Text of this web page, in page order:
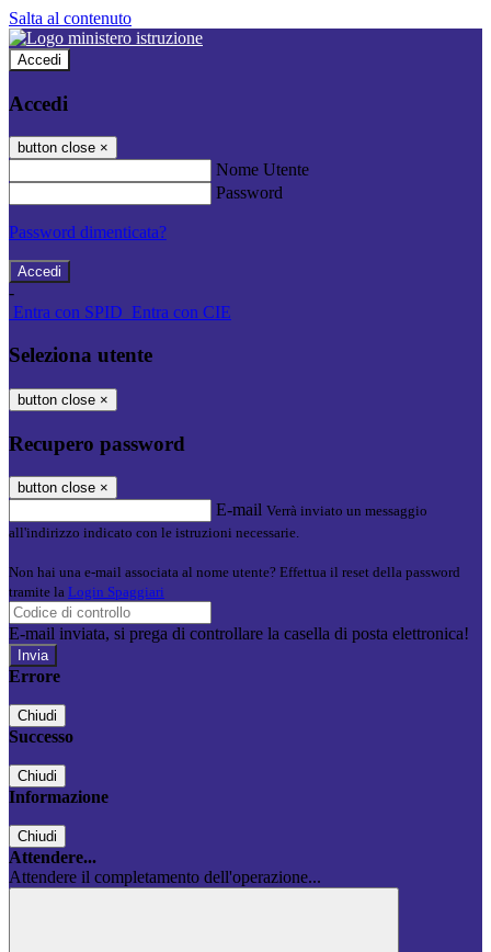
Salta al contenuto
Accedi
Accedi
button close ×
Nome Utente
Password
Password dimenticata?
-
Entra con SPID Entra con CIE
Seleziona utente
button close ×
Recupero password
button close ×
E-mail Verrà inviato un messaggio
all'indirizzo indicato con le istruzioni necessarie.
Non hai una e-mail associata al nome utente? Effettua il reset della password
tramite la Login Spaggiari
E-mail inviata, si prega di controllare la casella di posta elettronica!
Errore
Chiudi
Successo
Chiudi
Informazione
Chiudi
Attendere...
Attendere il completamento dell'operazione...